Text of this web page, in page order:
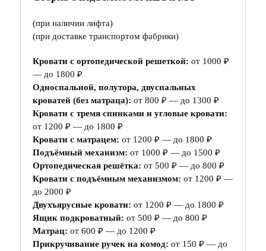
(при наличии лифта)
(при доставке транспортом фабрики)
Кровати с ортопедической решеткой: от 1000 ₽
— до 1800 ₽
Односпальной, полутора, двуспальных
кроватей (без матраца): от 800 ₽ — до 1300 ₽
Кровати с тремя спинками и угловые кровати:
от 1200 ₽ — до 1800 ₽
Кровати с матрацем: от 1200 ₽ — до 1800 ₽
Подъёмный механизм: от 1000 ₽ — до 1500 ₽
Ортопедическая решётка: от 500 ₽ — до 800 ₽
Кровати с подъёмным механизмом: от 1200 ₽ —
до 2000 ₽
Двухъярусные кровати: от 1200 ₽ — до 1800 ₽
Ящик подкроватный: от 500 ₽ — до 800 ₽
Матрац: от 600 ₽ — до 1200 ₽
Прикручивание ручек на комод: от 150 ₽ — до